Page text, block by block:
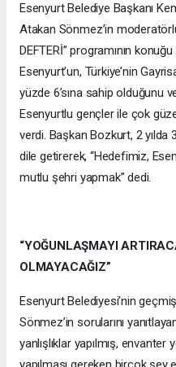
Esenyurt Belediye Başkanı
Atakan Sönmez’in
DEFTERİ” programının
Esenyurt’un, Türkiye’nin
yüzde 6’sına sahip olduğunu
Esenyurtlu gençler ile çok
verdi. Başkan Bozkurt, 2
dile getirerek, “Hedefimiz,
mutlu şehri yapmak” dedi.
“YOĞUNLAŞMAYI
OLMAYACAĞIZ”
Esenyurt Belediyesi’nin
Sönmez’in sorularını
yanlışlıklar yapılmış,